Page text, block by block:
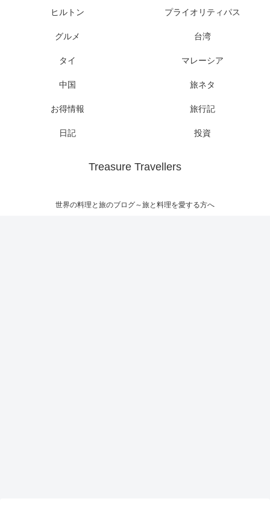
Treasure Travellers
世界の料理と旅のブログ～旅と料理を愛する方へ
ヒルトン プライオリティパス
グルメ 台湾
タイ マレーシア
中国 旅ネタ
お得情報 旅行記
日記 投資